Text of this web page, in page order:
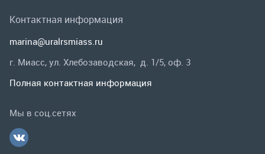
Спецпредложения
Заказать звонок